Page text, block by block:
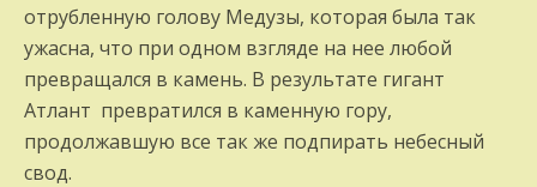
отрубленную голову Медузы, которая была так
ужасна, что при одном взгляде на нее любой
превращался в камень. В результате гигант
Атлант превратился в каменную гору,
продолжавшую все так же подпирать небесный
свод.